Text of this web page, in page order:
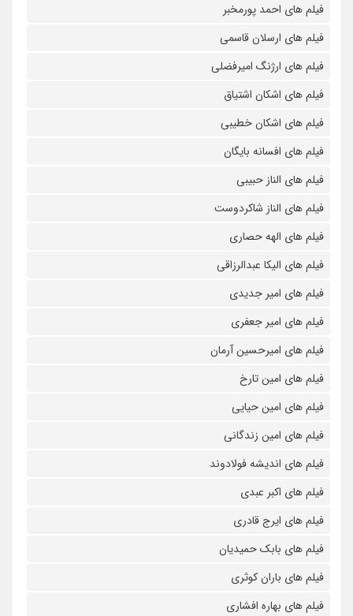
فیلم های احمد پورمخبر
فیلم های ارسلان قاسمی
فیلم های ارژنگ امیرفضلی
فیلم های اشکان اشتیاق
فیلم های اشکان خطیبی
فیلم های افسانه بایگان
فیلم های الناز حبیبی
فیلم های الناز شاکردوست
فیلم های الهه حصاری
فیلم های الیکا عبدالرزاقی
فیلم های امیر جدیدی
فیلم های امیر جعفری
فیلم های امیرحسین آرمان
فیلم های امین تارخ
فیلم های امین حیایی
فیلم های امین زندگانی
فیلم های اندیشه فولادوند
فیلم های اکبر عبدی
فیلم های ایرج قادری
فیلم های بابک حمیدیان
فیلم های باران کوثری
فیلم های بهاره افشاری